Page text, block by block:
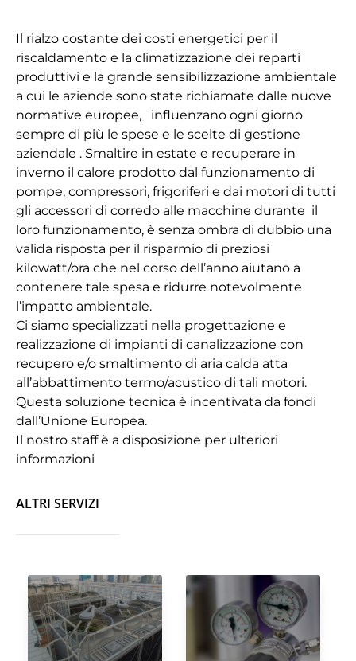
Il rialzo costante dei costi energetici per il
riscaldamento e la climatizzazione dei reparti
produttivi e la grande sensibilizzazione ambientale
a cui le aziende sono state richiamate dalle nuove
normative europee, influenzano ogni giorno
sempre di più le spese e le scelte di gestione
aziendale . Smaltire in estate e recuperare in
inverno il calore prodotto dal funzionamento di
pompe, compressori, frigoriferi e dai motori di tutti
gli accessori di corredo alle macchine durante il
loro funzionamento, è senza ombra di dubbio una
valida risposta per il risparmio di preziosi
kilowatt/ora che nel corso dell’anno aiutano a
contenere tale spesa e ridurre notevolmente
l’impatto ambientale.
Ci siamo specializzati nella progettazione e
realizzazione di impianti di canalizzazione con
recupero e/o smaltimento di aria calda atta
all’abbattimento termo/acustico di tali motori.
Questa soluzione tecnica è incentivata da fondi
dall’Unione Europea.
Il nostro staff è a disposizione per ulteriori
informazioni
ALTRI SERVIZI